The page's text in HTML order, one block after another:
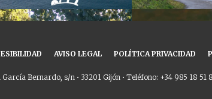
AVISO LEGAL POLÍTICA PRIVACIDAD
Bernardo, s/n • 33201 Gijón • Teléfono: +34 985 18 51